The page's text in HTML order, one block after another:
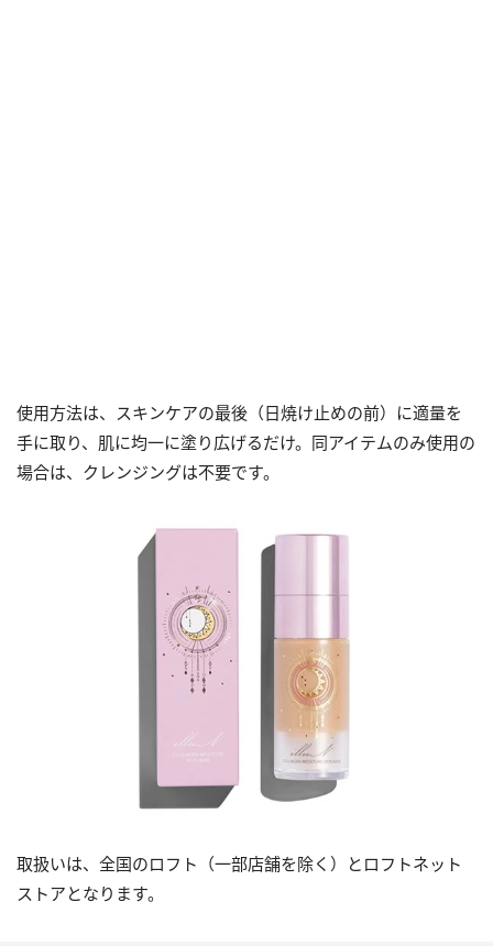
使用方法は、スキンケアの最後（日焼け止めの前）に適量を
手に取り、肌に均一に塗り広げるだけ。同アイテムのみ使用の
場合は、クレンジングは不要です。
取扱いは、全国のロフト（一部店舗を除く）とロフトネット
ストアとなります。